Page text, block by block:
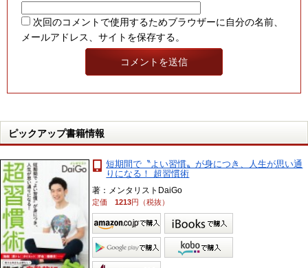
次回のコメントで使用するためブラウザーに自分の名前、
メールアドレス、サイトを保存する。
ピックアップ書籍情報
短期間で〝よい習慣〟が身につき、人生が思い通
りになる！ 超習慣術
著：メンタリストDaiGo
定価1213円（税抜）